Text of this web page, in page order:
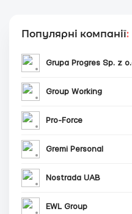
Популярні компанії:
Grupa Progres Sp. z
Group Working
Pro-Force
Gremi Personal
Nostrada UAB
EWL Group